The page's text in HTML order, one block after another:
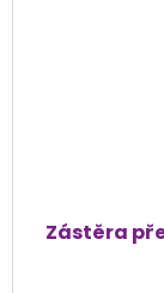
Zástěra